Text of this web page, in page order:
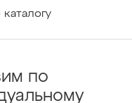
каталогу
по